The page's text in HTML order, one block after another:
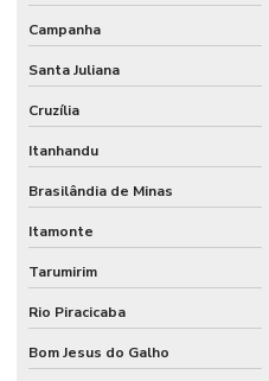
Campanha
Santa Juliana
Cruzília
Itanhandu
Brasilândia de Minas
Itamonte
Tarumirim
Rio Piracicaba
Bom Jesus do Galho